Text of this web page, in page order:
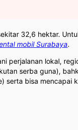
32,6 hektar.
mobil Surabaya.
lokal,
serba guna),
serta bisa mencapai